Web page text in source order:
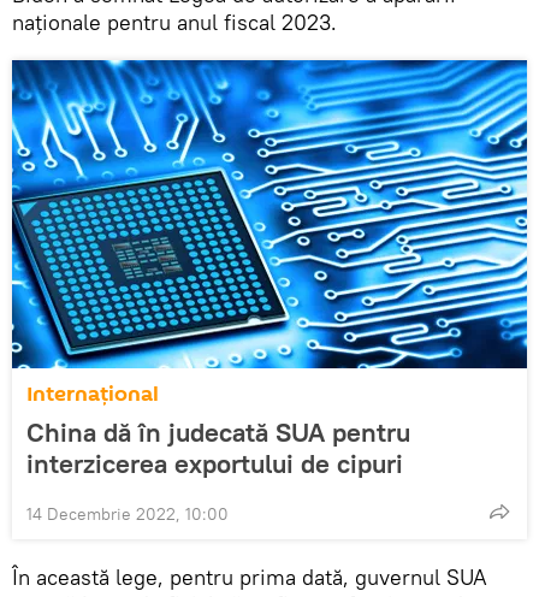
naționale pentru anul fiscal 2023.
Internaţional
China dă în judecată SUA pentru
interzicerea exportului de cipuri
14 Decembrie 2022, 10:00
În această lege, pentru prima dată, guvernul SUA